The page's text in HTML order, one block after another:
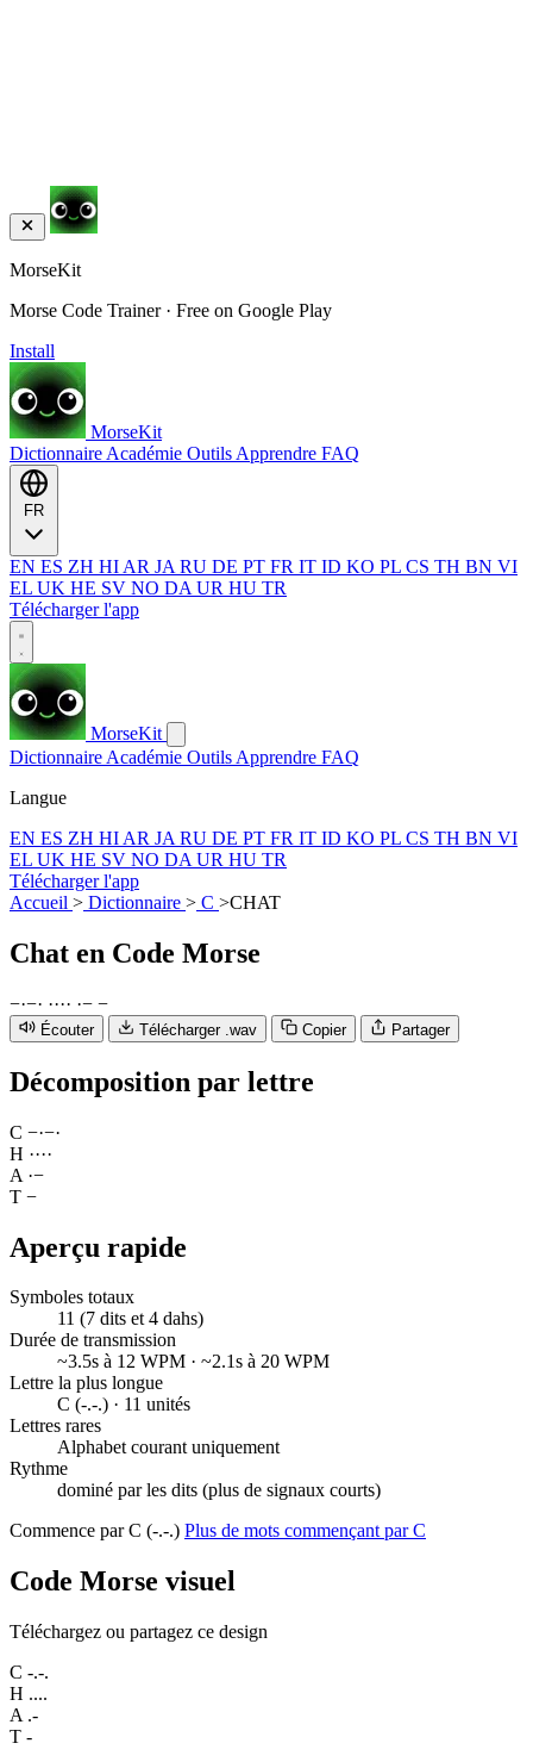
MorseKit
Morse Code Trainer · Free on Google Play
Install
MorseKit
Dictionnaire Académie Outils Apprendre FAQ
EN ES ZH HI AR JA RU DE PT FR IT ID KO PL CS TH BN VI
EL UK HE SV NO DA UR HU TR
Télécharger l'app
MorseKit
Dictionnaire Académie Outils Apprendre FAQ
Langue
EN ES ZH HI AR JA RU DE PT FR IT ID KO PL CS TH BN VI
EL UK HE SV NO DA UR HU TR
Télécharger l'app
Accueil > Dictionnaire > C >CHAT
Chat en Code Morse
−·−· ···· ·− −
Écouter Télécharger .wav Copier Partager
Décomposition par lettre
C −·−·
H ····
A ·−
T −
Aperçu rapide
Symboles totaux
11 (7 dits et 4 dahs)
Durée de transmission
~3.5s à 12 WPM · ~2.1s à 20 WPM
Lettre la plus longue
C (-.-.) · 11 unités
Lettres rares
Alphabet courant uniquement
Rythme
dominé par les dits (plus de signaux courts)
Commence par C (-.-.) Plus de mots commençant par C
Code Morse visuel
Téléchargez ou partagez ce design
C -.-.
H ....
A .-
T -